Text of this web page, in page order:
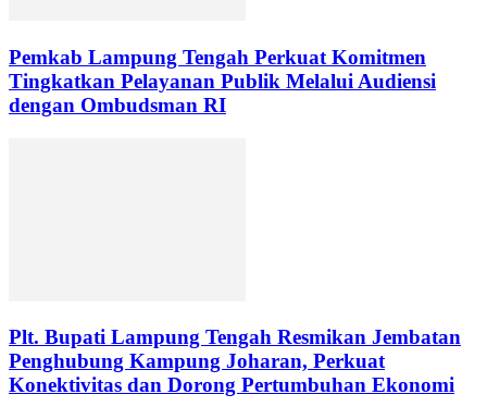
Pemkab Lampung Tengah Perkuat Komitmen
Tingkatkan Pelayanan Publik Melalui Audiensi
dengan Ombudsman RI
Plt. Bupati Lampung Tengah Resmikan Jembatan
Penghubung Kampung Joharan, Perkuat
Konektivitas dan Dorong Pertumbuhan Ekonomi